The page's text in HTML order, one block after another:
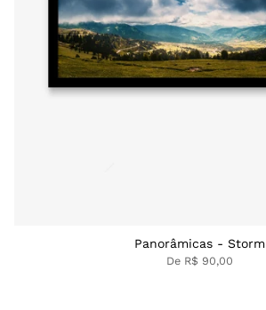
Panorâmicas - Storm
DeR$ 90,00